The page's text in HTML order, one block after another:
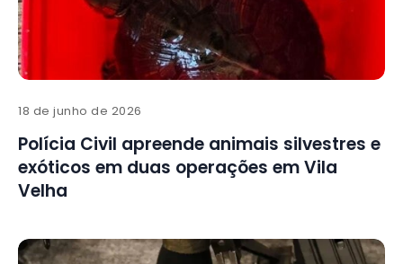
18 de junho de 2026
Polícia Civil apreende animais silvestres e
exóticos em duas operações em Vila
Velha